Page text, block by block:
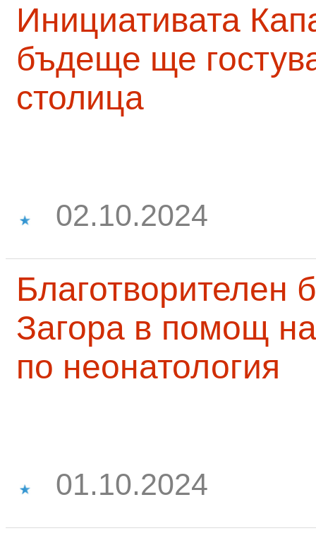
Инициативата
бъдеще ще
столица
02.10.2024
Благотворителен
Загора в помощ
по неонатология
01.10.2024